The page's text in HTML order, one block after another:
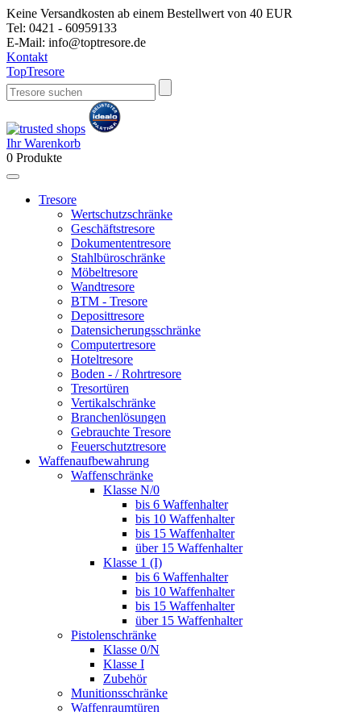
Keine Versandkosten ab einem Bestellwert von 40 EUR
Tel: 0421 - 60959133
E-Mail: info@toptresore.de
Kontakt
TopTresore
Ihr Warenkorb
0 Produkte
Tresore
Wertschutzschränke
Geschäftstresore
Dokumententresore
Stahlbüroschränke
Möbeltresore
Wandtresore
BTM - Tresore
Deposittresore
Datensicherungsschränke
Computertresore
Hoteltresore
Boden - / Rohrtresore
Tresortüren
Vertikalschränke
Branchenlösungen
Gebrauchte Tresore
Feuerschutztresore
Waffenaufbewahrung
Waffenschränke
Klasse N/0
bis 6 Waffenhalter
bis 10 Waffenhalter
bis 15 Waffenhalter
über 15 Waffenhalter
Klasse 1 (I)
bis 6 Waffenhalter
bis 10 Waffenhalter
bis 15 Waffenhalter
über 15 Waffenhalter
Pistolenschränke
Klasse 0/N
Klasse I
Zubehör
Munitionsschränke
Waffenraumtüren